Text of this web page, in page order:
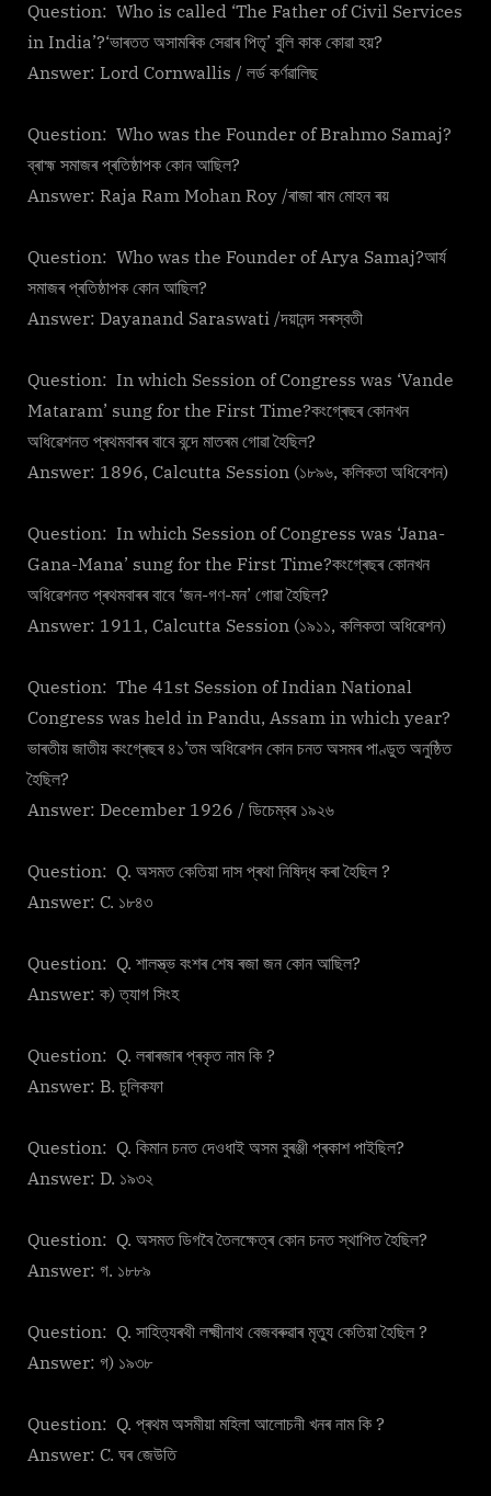
Question: Who is called ‘The Father of Civil Services
in India’?‘ভাৰতত অসামৰিক সেৱাৰ পিতৃ’ বুলি কাক কোৱা হয়?
Answer: Lord Cornwallis / লৰ্ড কৰ্ণৱালিছ
Question: Who was the Founder of Brahmo Samaj?
ব্ৰাহ্ম সমাজৰ প্ৰতিষ্ঠাপক কোন আছিল?
Answer: Raja Ram Mohan Roy /ৰাজা ৰাম মোহন ৰয়
Question: Who was the Founder of Arya Samaj?আৰ্য
সমাজৰ প্ৰতিষ্ঠাপক কোন আছিল?
Answer: Dayanand Saraswati /দয়ানন্দ সৰস্বতী
Question: In which Session of Congress was ‘Vande
Mataram’ sung for the First Time?কংগ্ৰেছৰ কোনখন
অধিৱেশনত প্ৰথমবাৰৰ বাবে বন্দে মাতৰম গোৱা হৈছিল?
Answer: 1896, Calcutta Session (১৮৯৬, কলিকতা অধিবেশন)
Question: In which Session of Congress was ‘Jana-
Gana-Mana’ sung for the First Time?কংগ্ৰেছৰ কোনখন
অধিৱেশনত প্ৰথমবাৰৰ বাবে ‘জন-গণ-মন’ গোৱা হৈছিল?
Answer: 1911, Calcutta Session (১৯১১, কলিকতা অধিৱেশন)
Question: The 41st Session of Indian National
Congress was held in Pandu, Assam in which year?
ভাৰতীয় জাতীয় কংগ্ৰেছৰ ৪১’তম অধিৱেশন কোন চনত অসমৰ পাণ্ডুত অনুষ্ঠিত
হৈছিল?
Answer: December 1926 / ডিচেম্বৰ ১৯২৬
Question: Q. অসমত কেতিয়া দাস প্ৰথা নিষিদ্ধ কৰা হৈছিল ?
Answer: C. ১৮৪৩
Question: Q. শালস্ত্ভ বংশৰ শেষ ৰজা জন কোন আছিল?
Answer: ক) ত্যাগ সিংহ
Question: Q. লৰাৰজাৰ প্ৰকৃত নাম কি ?
Answer: B. চুলিকফা
Question: Q. কিমান চনত দেওধাই অসম বুৰঞ্জী প্ৰকাশ পাইছিল?
Answer: D. ১৯৩২
Question: Q. অসমত ডিগবৈ তৈলক্ষেত্ৰ কোন চনত স্থাপিত হৈছিল?
Answer: গ. ১৮৮৯
Question: Q. সাহিত্যৰথী লক্ষ্মীনাথ বেজবৰুৱাৰ মৃত্যু কেতিয়া হৈছিল ?
Answer: গ) ১৯৩৮
Question: Q. প্ৰথম অসমীয়া মহিলা আলোচনী খনৰ নাম কি ?
Answer: C. ঘৰ জেউতি